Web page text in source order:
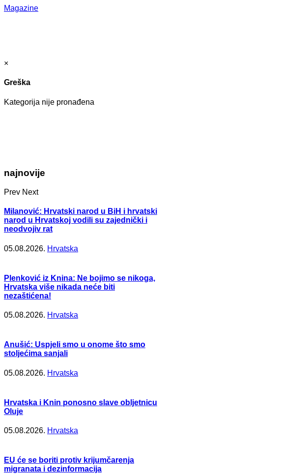
Magazine
×
Greška
Kategorija nije pronađena
najnovije
Prev Next
Milanović: Hrvatski narod u BiH i hrvatski
narod u Hrvatskoj vodili su zajednički i
neodvojiv rat
05.08.2026. Hrvatska
Plenković iz Knina: Ne bojimo se nikoga,
Hrvatska više nikada neće biti
nezaštićena!
05.08.2026. Hrvatska
Anušić: Uspjeli smo u onome što smo
stoljećima sanjali
05.08.2026. Hrvatska
Hrvatska i Knin ponosno slave obljetnicu
Oluje
05.08.2026. Hrvatska
EU će se boriti protiv krijumčarenja
migranata i dezinformacija